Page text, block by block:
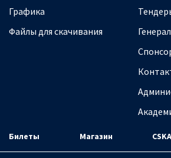
Графика
Файлы для скачивания
Билеты Магазин